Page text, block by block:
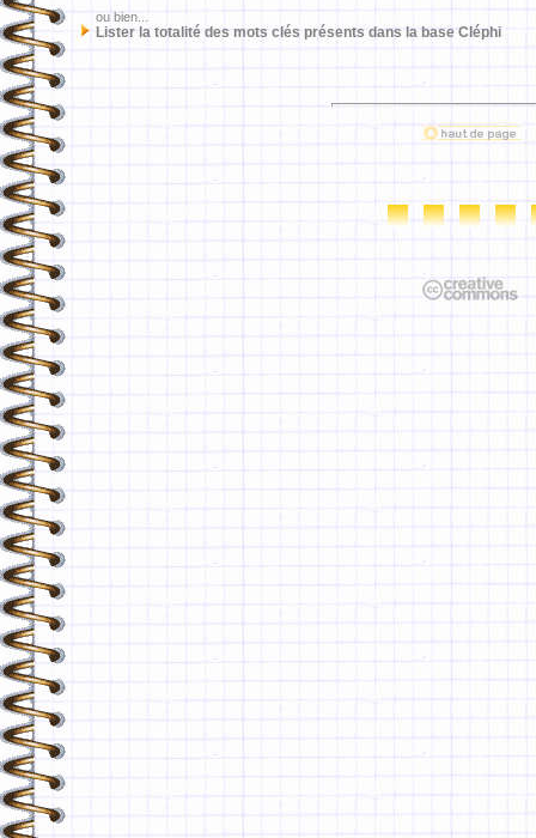
ou bien...
Lister la totalité des mots clés présents dans la base Cléphi